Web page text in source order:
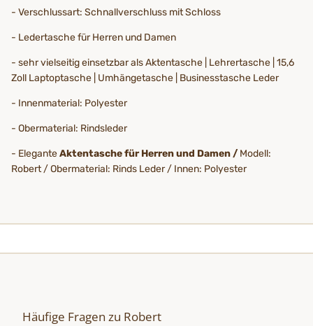
- Verschlussart: Schnallverschluss mit Schloss
- Ledertasche für Herren und Damen
- sehr vielseitig einsetzbar als Aktentasche | Lehrertasche | 15,6
Zoll Laptoptasche | Umhängetasche | Businesstasche Leder
- Innenmaterial: Polyester
- Obermaterial: Rindsleder
- EleganteAktentasche für Herren und Damen / Modell:
Robert / Obermaterial: Rinds Leder / Innen: Polyester
Häufige Fragen zu Robert